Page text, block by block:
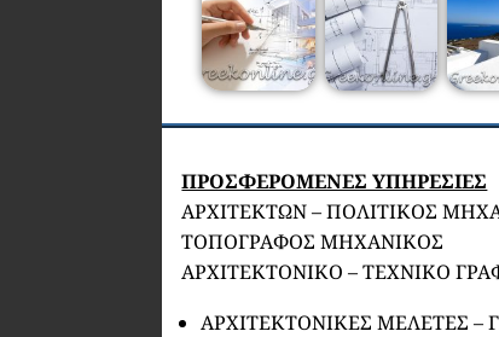
ΠΡΟΣΦΕΡΟΜΕΝΕΣ ΥΠΗΡΕΣΙΕΣ
ΑΡΧΙΤΕΚΤΩΝ – ΠΟΛΙΤΙΚΟΣ
ΤΟΠΟΓΡΑΦΟΣ ΜΗΧΑΝΙΚΟΣ
ΑΡΧΙΤΕΚΤΟΝΙΚΟ – ΤΕΧΝΙΚΟ
ΑΡΧΙΤΕΚΤΟΝΙΚΕΣ ΜΕΛΕΤΕΣ